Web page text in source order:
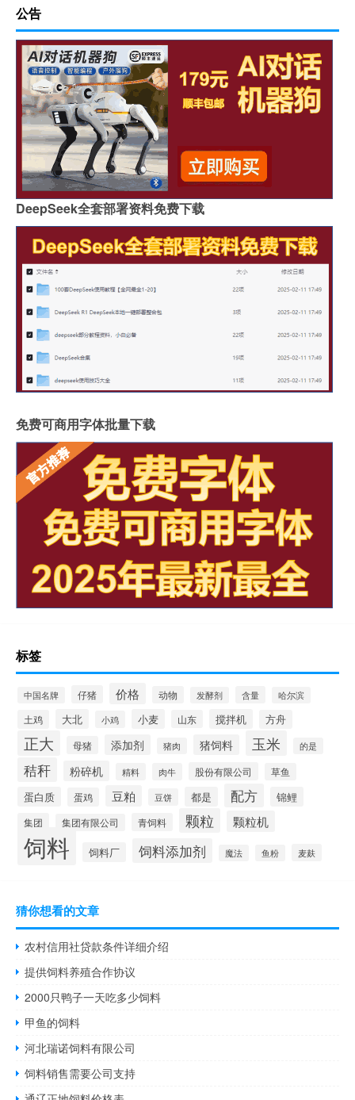
公告
DeepSeek全套部署资料免费下载
免费可商用字体批量下载
标签
中国名牌 仔猪 价格 动物 发酵剂 含量 哈尔滨
土鸡 大北 小鸡 小麦 山东 搅拌机 方舟
正大 母猪 添加剂 猪肉 猪饲料 玉米 的是
秸秆 粉碎机 精料 肉牛 股份有限公司 草鱼
蛋白质 蛋鸡 豆粕 豆饼 都是 配方 锦鲤
集团 集团有限公司 青饲料 颗粒 颗粒机
饲料 饲料厂 饲料添加剂 魔法 鱼粉 麦麸
猜你想看的文章
农村信用社贷款条件详细介绍
提供饲料养殖合作协议
2000只鸭子一天吃多少饲料
甲鱼的饲料
河北瑞诺饲料有限公司
饲料销售需要公司支持